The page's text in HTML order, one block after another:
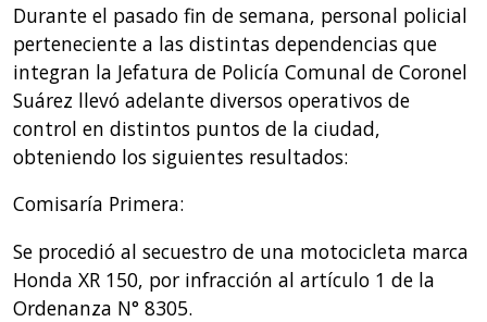
Durante el pasado fin de semana, personal policial
perteneciente a las distintas dependencias que
integran la Jefatura de Policía Comunal de Coronel
Suárez llevó adelante diversos operativos de
control en distintos puntos de la ciudad,
obteniendo los siguientes resultados:
Comisaría Primera:
Se procedió al secuestro de una motocicleta marca
Honda XR 150, por infracción al artículo 1 de la
Ordenanza N° 8305.